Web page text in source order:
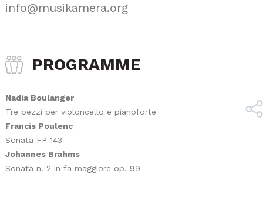
info@musikamera.org
PROGRAMME
Nadia Boulanger
Tre pezzi per violoncello e pianoforte
Francis Poulenc
Sonata FP 143
Johannes Brahms
Sonata n. 2 in fa maggiore op. 99